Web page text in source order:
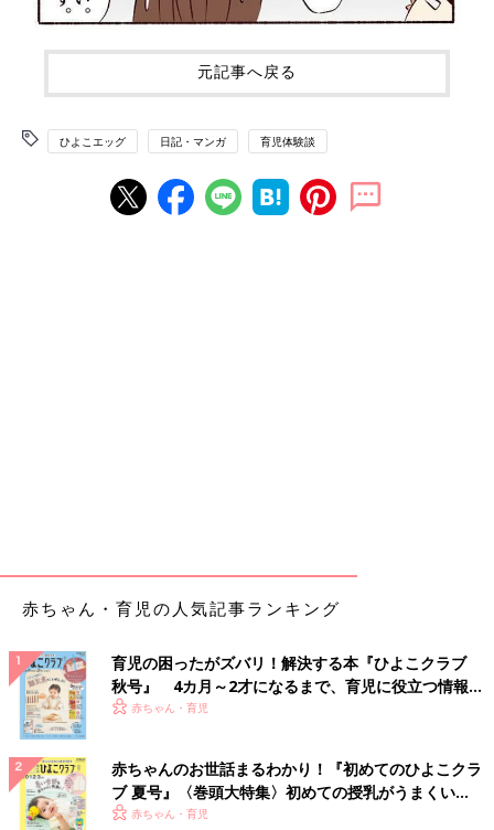
元記事へ戻る
ひよこエッグ 日記・マンガ 育児体験談
赤ちゃん・育児の人気記事ランキング
育児の困ったがズバリ！解決する本『ひよこクラブ
秋号』 4カ月～2才になるまで、育児に役立つ情報が
いっぱい！
赤ちゃん・育児
赤ちゃんのお世話まるわかり！『初めてのひよこクラ
ブ 夏号』〈巻頭大特集〉初めての授乳がうまくい
く！ おっぱい・ミルクの基本と夏のトラブル 解決テ
赤ちゃん・育児